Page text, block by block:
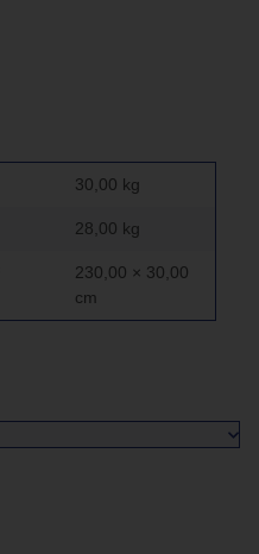
30,00 kg
28,00 kg
230,00 × 30,00
cm